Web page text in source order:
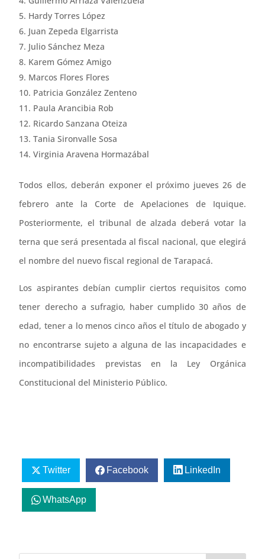
Hardy Torres López
Juan Zepeda Elgarrista
Julio Sánchez Meza
Karem Gómez Amigo
Marcos Flores Flores
Patricia González Zenteno
Paula Arancibia Rob
Ricardo Sanzana Oteiza
Tania Sironvalle Sosa
Virginia Aravena Hormazábal
Todos ellos, deberán exponer el próximo jueves 26 de
febrero ante la Corte de Apelaciones de Iquique.
Posteriormente, el tribunal de alzada deberá votar la
terna que será presentada al fiscal nacional, que elegirá
el nombre del nuevo fiscal regional de Tarapacá.
Los aspirantes debían cumplir ciertos requisitos como
tener derecho a sufragio, haber cumplido 30 años de
edad, tener a lo menos cinco años el título de abogado y
no encontrarse sujeto a alguna de las incapacidades e
incompatibilidades previstas en la Ley Orgánica
Constitucional del Ministerio Público.
Twitter Facebook LinkedIn
WhatsApp